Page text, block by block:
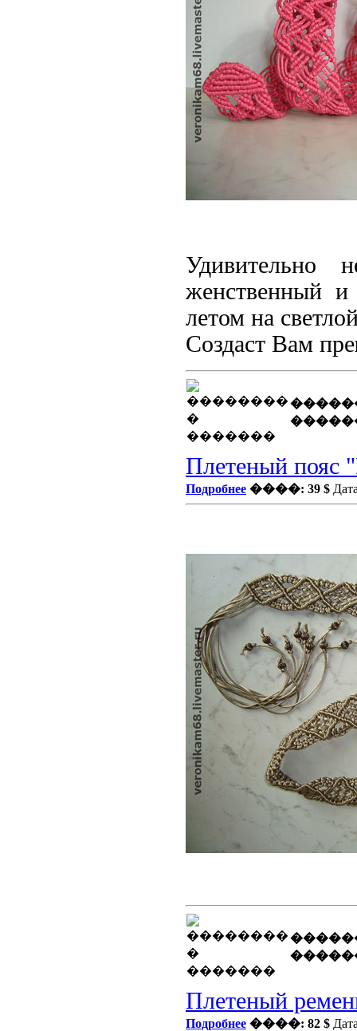
Удивительно
женственный и
летом на
Создаст Вам пре
Плетеный пояс
Подробнее ����: 39 $
Плетеный
Подробнее ����: 82 $